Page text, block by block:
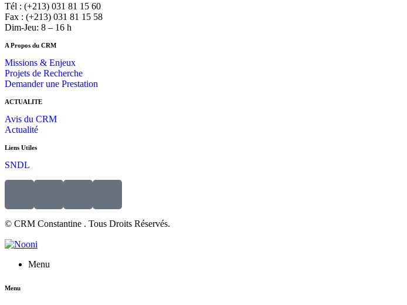
Tél : (+213) 031 81 15 60
Fax : (+213) 031 81 15 58
Dim-Jeu: 8 – 16 h
A Propos du CRM
Missions & Enjeux
Projets de Recherche
Demander une Prestation
ACTUALITE
Avis du CRM
Actualité
Liens Utiles
SNDL
© CRM Constantine . Tous Droits Réservés.
Menu
Menu